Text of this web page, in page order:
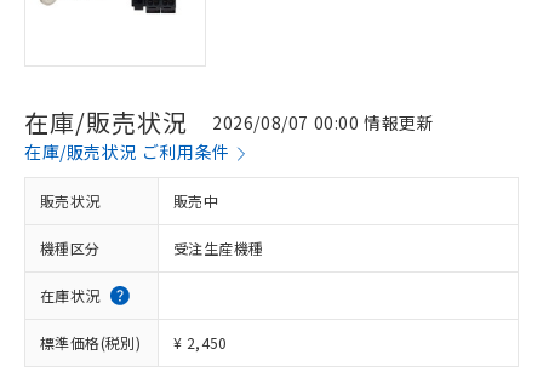
在庫/販売状況
2026/08/07 00:00 情報更新
在庫/販売状況 ご利用条件
販売状況 販売中
機種区分 受注生産機種
在庫状況
標準価格(税別) ¥ 2,450